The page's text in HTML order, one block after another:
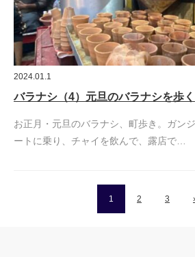
2024.01.1
バラナシ（4）元旦のバラナシを歩く
お正月・元旦のバラナシ、町歩き。ガン
ートに乗り、チャイを飲んで、露店で…
1 2 3